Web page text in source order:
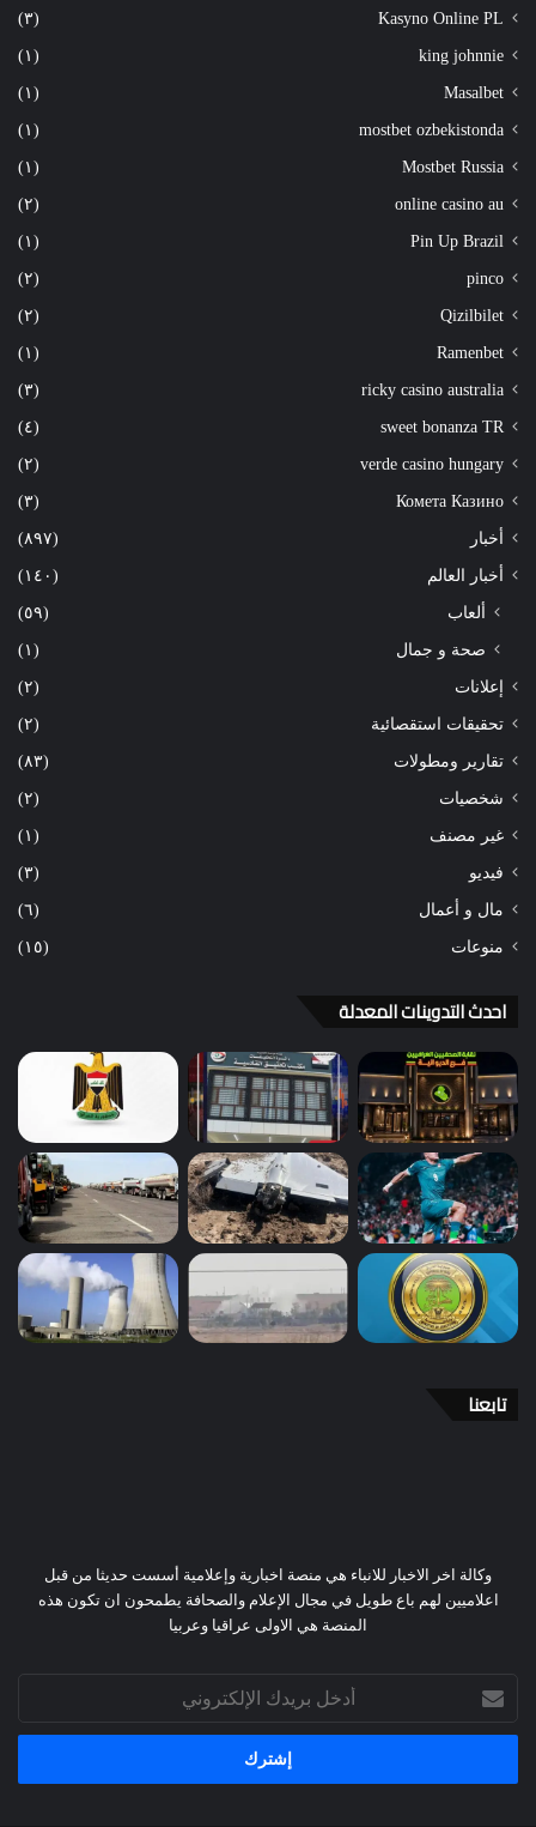
Kasyno Online PL (٣)
king johnnie (١)
Masalbet (١)
mostbet ozbekistonda (١)
Mostbet Russia (١)
online casino au (٢)
Pin Up Brazil (١)
pinco (٢)
Qizilbilet (٢)
Ramenbet (١)
ricky casino australia (٣)
sweet bonanza TR (٤)
verde casino hungary (٢)
Комета Казино (٣)
أخبار (٨٩٧)
أخبار العالم (١٤٠)
ألعاب
(٥٩)
صحة و جمال
(١)
إعلانات (٢)
تحقيقات استقصائية (٢)
تقارير ومطولات (٨٣)
شخصيات (٢)
غير مصنف (١)
فيديو (٣)
مال و أعمال (٦)
منوعات (١٥)
احدث التدوينات المعدلة
تابعنا
وكالة اخر الاخبار للانباء هي منصة اخبارية وإعلامية أسست حديثا من قبل
اعلاميين لهم باع طويل في مجال الإعلام والصحافة يطمحون ان تكون هذه
المنصة هي الاولى عراقيا وعربيا
بريدك
الإلكتروني